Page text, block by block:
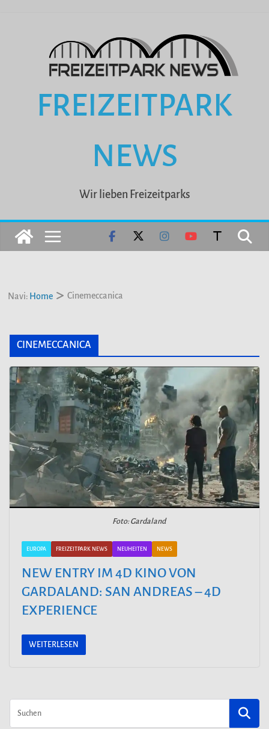
FREIZEITPARK
NEWS
Wir lieben Freizeitparks
Navi: Home Cinemeccanica
CINEMECCANICA
Foto: Gardaland
EUROPA FREIZEITPARK NEWS NEUHEITEN NEWS
NEW ENTRY IM 4D KINO VON
GARDALAND: SAN ANDREAS – 4D
EXPERIENCE
WEITERLESEN